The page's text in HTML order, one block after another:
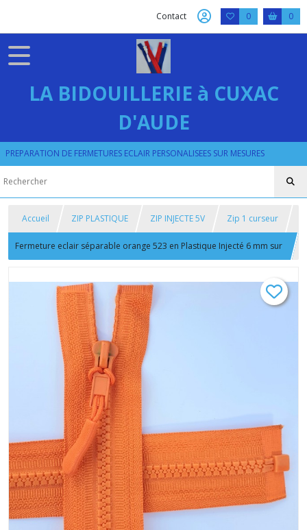
Contact 0 0
LA BIDOUILLERIE à CUXAC
D'AUDE
PREPARATION DE FERMETURES ECLAIR PERSONALISEES SUR MESURES
Accueil ZIP PLASTIQUE ZIP INJECTE 5V Zip 1 curseur
Fermeture eclair séparable orange 523 en Plastique Injecté 6 mm sur